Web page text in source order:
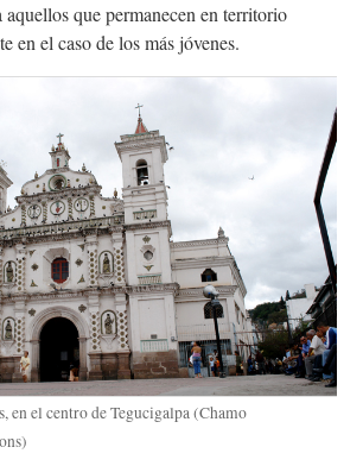
aquellos que permanecen en territorio
en el caso de los más jóvenes.
en el centro de Tegucigalpa (Chamo